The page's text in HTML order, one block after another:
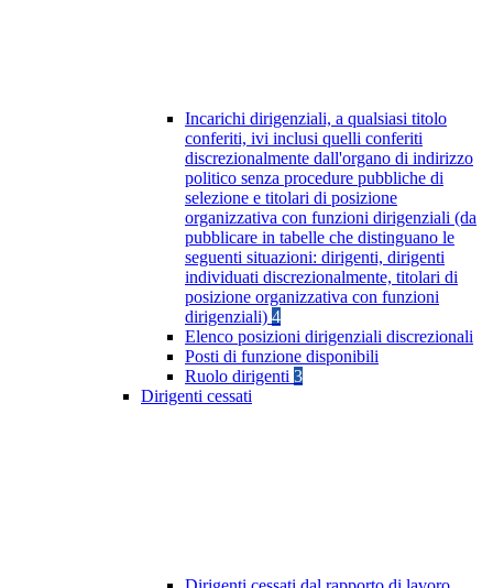
Incarichi dirigenziali, a qualsiasi titolo
conferiti, ivi inclusi quelli conferiti
discrezionalmente dall'organo di indirizzo
politico senza procedure pubbliche di
selezione e titolari di posizione
organizzativa con funzioni dirigenziali (da
pubblicare in tabelle che distinguano le
seguenti situazioni: dirigenti, dirigenti
individuati discrezionalmente, titolari di
posizione organizzativa con funzioni
dirigenziali) 4
Elenco posizioni dirigenziali discrezionali
Posti di funzione disponibili
Ruolo dirigenti 3
Dirigenti cessati